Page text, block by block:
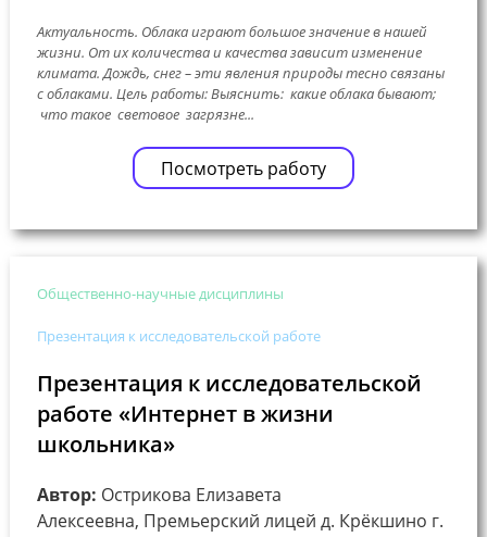
Актуальность. Облака играют большое значение в нашей
жизни. От их количества и качества зависит изменение
климата. Дождь, снег – эти явления природы тесно связаны
с облаками. Цель работы: Выяснить: какие облака бывают;
что такое световое загрязне...
Посмотреть работу
Общественно-научные дисциплины
Презентация к исследовательской работе
Презентация к исследовательской
работе «Интернет в жизни
школьника»
Автор: Острикова Елизавета
Алексеевна, Премьерский лицей д. Крёкшино г.